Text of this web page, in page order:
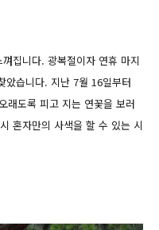
집니다. 광복절이자 연휴 마지
았습니다. 지난 7월 16일부터
래도록 피고 지는 연꽃을 보러
혼자만의 사색을 할 수 있는 시